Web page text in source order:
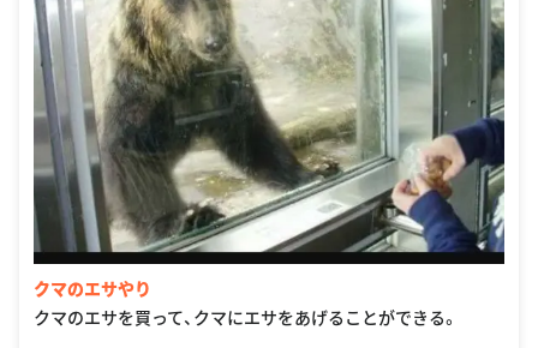
クマのエサやり
クマのエサを買って、クマにエサをあげることができる。